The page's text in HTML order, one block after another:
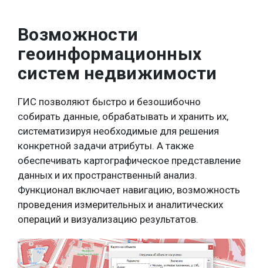
Возможности
геоинформационных
систем недвижимости
ГИС позволяют быстро и безошибочно
собирать данные, обрабатывать и хранить их,
систематизируя необходимые для решения
конкретной задачи атрибуты. А также
обеспечивать картографическое представление
данных и их пространственный анализ.
Функционал включает навигацию, возможность
проведения измерительных и аналитических
операций и визуализацию результатов.